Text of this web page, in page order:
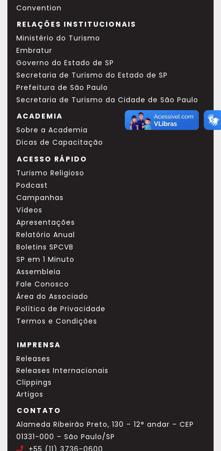
Convention
RELAÇÕES INSTITUCIONAIS
Ministério do Turismo
Embratur
Governo do Estado de SP
Secretaria de Turismo do Estado de SP
Prefeitura de São Paulo
Secretaria de Turismo da Cidade de São Paulo
ACADEMIA
Sobre a Academia
Dicas de Capacitação
ACESSO RÁPIDO
Turismo Religioso
Podcast
Campanhas
Vídeos
Apresentações
Relatório Anual
Boletins SPCVB
SP em 1 Minuto
Assembleia
Fale Conosco
Área do Associado
Política de Privacidade
Termos e Condições
IMPRENSA
Releases
Releases Internacionais
Clippings
Artigos
CONTATO
Alameda Ribeirão Preto, 130 – 12° andar – CEP
01331-000 – São Paulo/SP
+55 (11) 3736-0600